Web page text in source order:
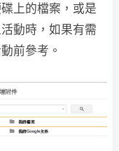
上的檔案，或是
動時，如果有需
前參考。